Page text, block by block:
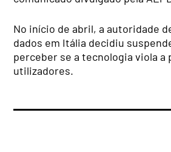
No início de abril, a autoridade
dados em Itália decidiu
perceber se a tecnologia viola a
utilizadores.